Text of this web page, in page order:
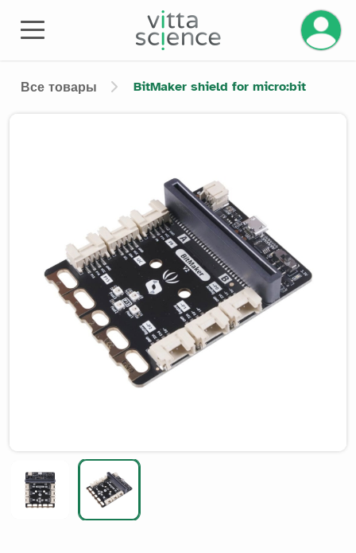
Все товары BitMaker shield for micro:bit